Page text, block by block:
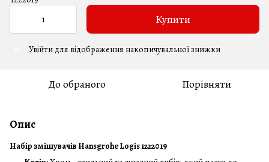
Купити
Увійти для відображення накопичувальної знижки
До обраного Порівняти
Опис
Набір змішувачів Hansgrohe Logis 1222019